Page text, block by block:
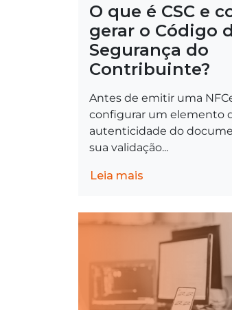
O que é CSC e
gerar o Código
Segurança do
Contribuinte?
Antes de emitir uma
configurar um elemento
autenticidade do
sua validação...
Leia mais